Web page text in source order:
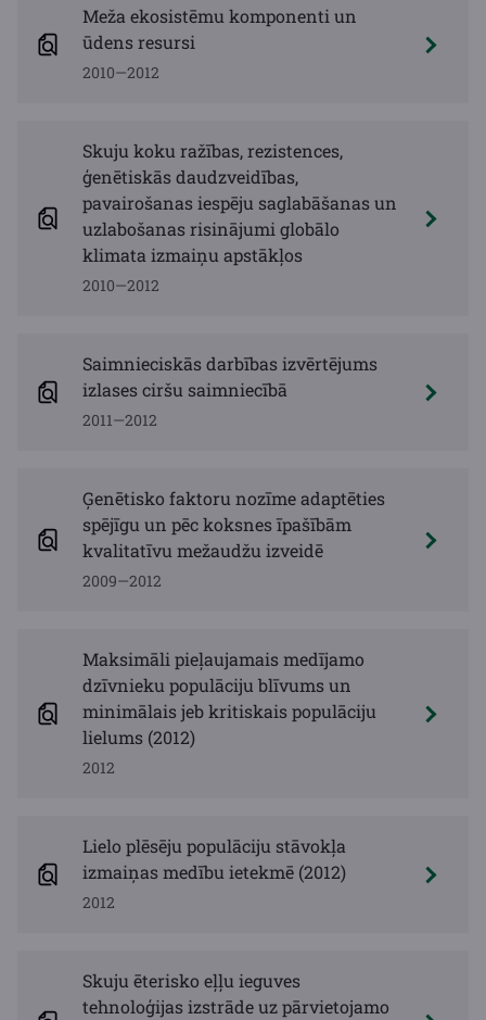
Meža ekosistēmu komponenti un
ūdens resursi
2010—2012
Skuju koku ražības, rezistences,
ģenētiskās daudzveidības,
pavairošanas iespēju saglabāšanas un
uzlabošanas risinājumi globālo
klimata izmaiņu apstākļos
2010—2012
Saimnieciskās darbības izvērtējums
izlases ciršu saimniecībā
2011—2012
Ģenētisko faktoru nozīme adaptēties
spējīgu un pēc koksnes īpašībām
kvalitatīvu mežaudžu izveidē
2009—2012
Maksimāli pieļaujamais medījamo
dzīvnieku populāciju blīvums un
minimālais jeb kritiskais populāciju
lielums (2012)
2012
Lielo plēsēju populāciju stāvokļa
izmaiņas medību ietekmē (2012)
2012
Skuju ēterisko eļļu ieguves
tehnoloģijas izstrāde uz pārvietojamo